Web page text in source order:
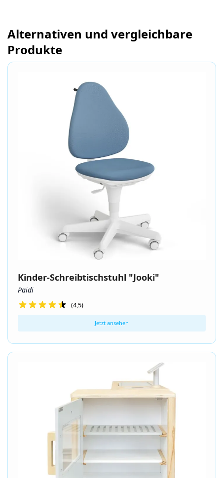
Alternativen und vergleichbare
Produkte
Kinder-Schreibtischstuhl "Jooki"
Paidi
(4,5)
Jetzt ansehen